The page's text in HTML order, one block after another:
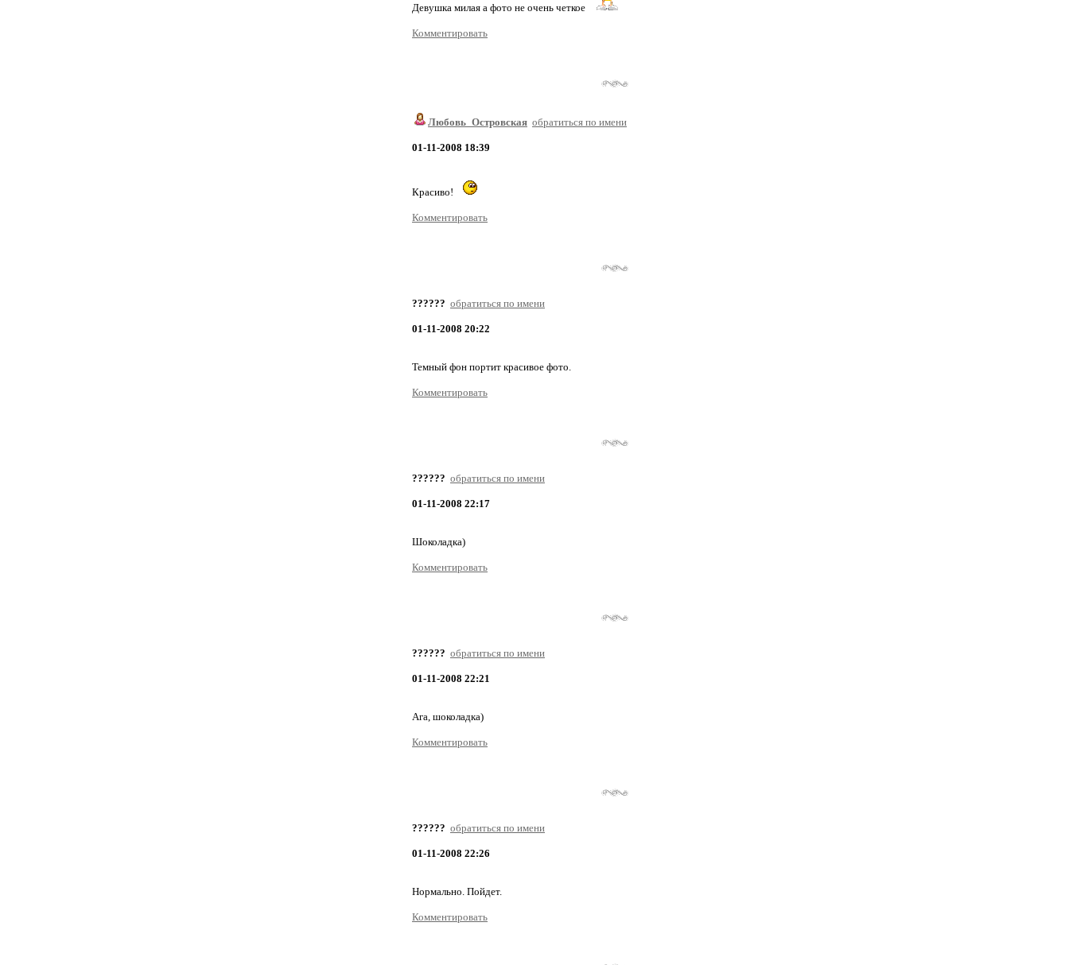
Девушка милая а фото не очень четкое
Комментировать
Любовь_Островская обратиться по имени
01-11-2008 18:39
Красиво!
Комментировать
?????? обратиться по имени
01-11-2008 20:22
Темный фон портит красивое фото.
Комментировать
?????? обратиться по имени
01-11-2008 22:17
Шоколадка)
Комментировать
?????? обратиться по имени
01-11-2008 22:21
Ага, шоколадка)
Комментировать
?????? обратиться по имени
01-11-2008 22:26
Нормально. Пойдет.
Комментировать